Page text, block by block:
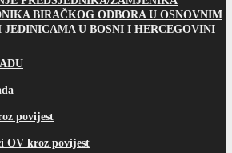
BIRAČKOG ODBORA U OSNOVNIM
JEDINICAMA U BOSNI I HERCEGOVINI
povijest
OV kroz povijest